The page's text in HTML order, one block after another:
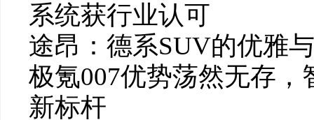
系统获行业认可
途昂：德系SUV的优雅
极氪007优势荡然无存
新标杆